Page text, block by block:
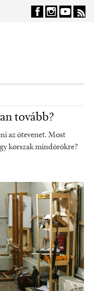
tovább?
az ötevenet. Most
korszak mindörökre?